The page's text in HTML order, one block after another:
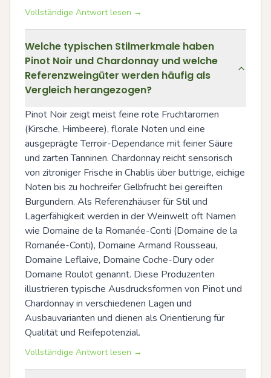
Vollständige Antwort lesen →
Welche typischen Stilmerkmale haben
Pinot Noir und Chardonnay und welche
Referenzweingüter werden häufig als
Vergleich herangezogen?
Pinot Noir zeigt meist feine rote Fruchtaromen
(Kirsche, Himbeere), florale Noten und eine
ausgeprägte Terroir-Dependance mit feiner Säure
und zarten Tanninen. Chardonnay reicht sensorisch
von zitroniger Frische in Chablis über buttrige, eichige
Noten bis zu hochreifer Gelbfrucht bei gereiften
Burgundern. Als Referenzhäuser für Stil und
Lagerfähigkeit werden in der Weinwelt oft Namen
wie Domaine de la Romanée-Conti (Domaine de la
Romanée-Conti), Domaine Armand Rousseau,
Domaine Leflaive, Domaine Coche-Dury oder
Domaine Roulot genannt. Diese Produzenten
illustrieren typische Ausdrucksformen von Pinot und
Chardonnay in verschiedenen Lagen und
Ausbauvarianten und dienen als Orientierung für
Qualität und Reifepotenzial.
Vollständige Antwort lesen →